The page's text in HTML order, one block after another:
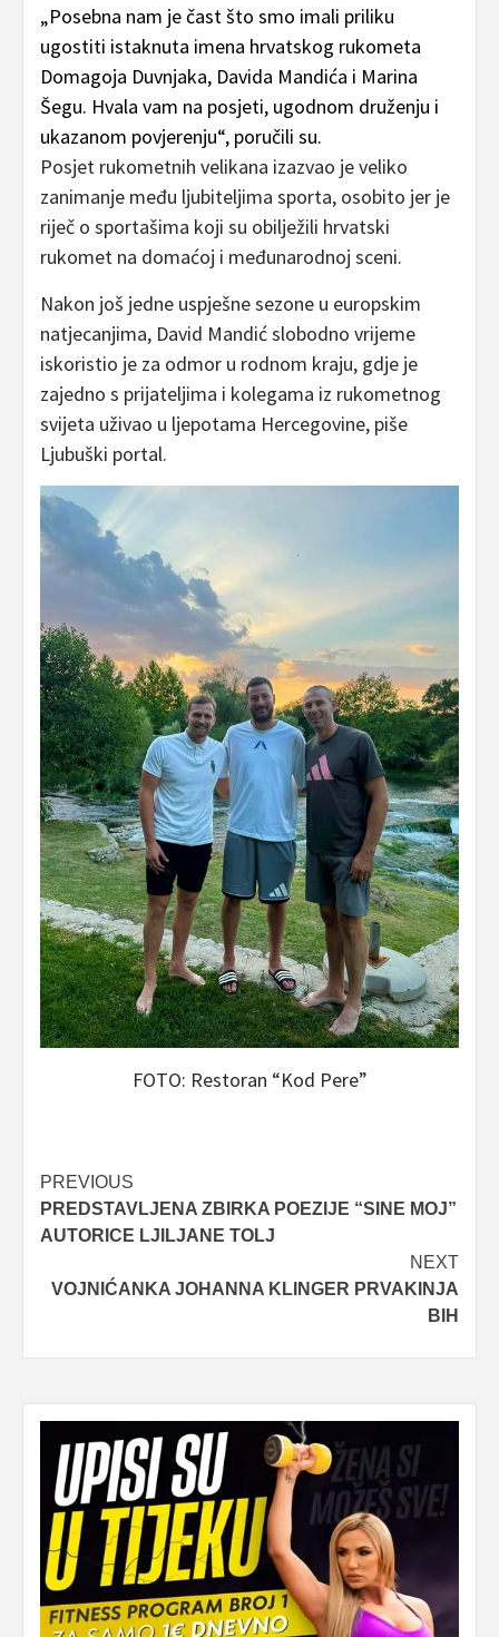
„Posebna nam je čast što smo imali priliku
ugostiti istaknuta imena hrvatskog rukometa
Domagoja Duvnjaka, Davida Mandića i Marina
Šegu. Hvala vam na posjeti, ugodnom druženju i
ukazanom povjerenju“, poručili su.
Posjet rukometnih velikana izazvao je veliko
zanimanje među ljubiteljima sporta, osobito jer je
riječ o sportašima koji su obilježili hrvatski
rukomet na domaćoj i međunarodnoj sceni.
Nakon još jedne uspješne sezone u europskim
natjecanjima, David Mandić slobodno vrijeme
iskoristio je za odmor u rodnom kraju, gdje je
zajedno s prijateljima i kolegama iz rukometnog
svijeta uživao u ljepotama Hercegovine, piše
Ljubuški portal.
FOTO: Restoran “Kod Pere”
Post
navigation
PREVIOUS
PREDSTAVLJENA ZBIRKA POEZIJE “SINE MOJ”
AUTORICE LJILJANE TOLJ
NEXT
VOJNIĆANKA JOHANNA KLINGER PRVAKINJA
BIH